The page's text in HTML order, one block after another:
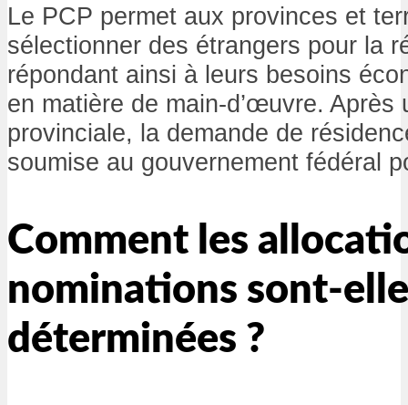
Le PCP permet aux provinces et
sélectionner des étrangers pour la
répondant ainsi à leurs besoins
en matière de main-d’œuvre. Après
provinciale, la demande de
soumise au gouvernement fédéral
Comment les
nominations sont-
déterminées ?